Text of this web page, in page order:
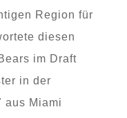
Region für
diesen
im Draft
in der
aus Miami